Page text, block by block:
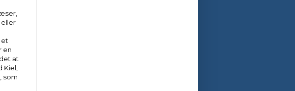
et
en
at
Kiel,
som